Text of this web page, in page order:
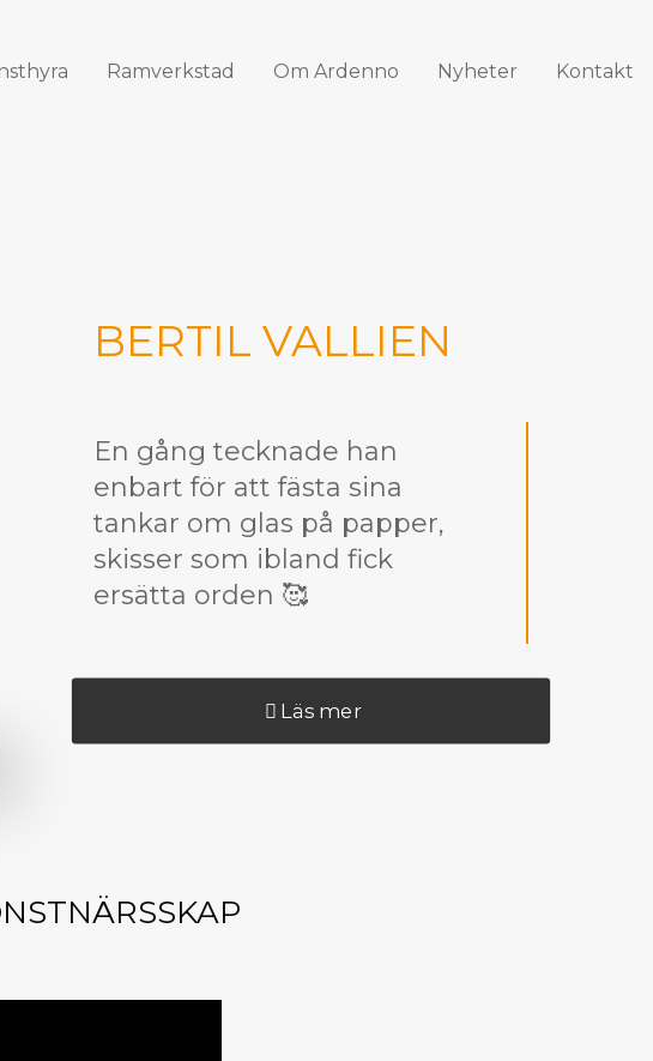
Ramverkstad Om Ardenno Nyheter Kontakt
BERTIL VALLIEN
En gång tecknade han
enbart för att fästa sina
tankar om glas på papper,
skisser som ibland fick
ersätta orden 🥰
Läs mer